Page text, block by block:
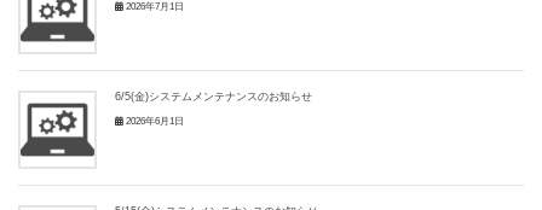
2026年7月1日
6/5(金)システムメンテナンスのお知らせ
2026年6月1日